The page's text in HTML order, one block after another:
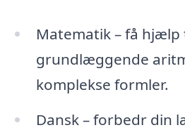
Matematik – få
grundlæggende
komplekse formler.
Dansk – forbedr din